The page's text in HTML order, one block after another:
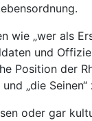
wie „wer als
und
Position der
„die
oder gar